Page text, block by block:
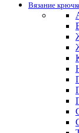
Вязание